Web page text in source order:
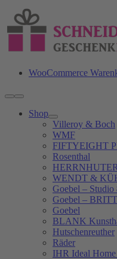
Inhalt
springen
WooCommerce
Toggle
Navigation
Shop
Villeroy & Boch
WMF
FIFTYEIGHT
Rosenthal
HERRNHUTER
WENDT &
Goebel – Studio
Goebel –
Goebel
BLANK
Hutschenreuther
Räder
IHR Ideal Home